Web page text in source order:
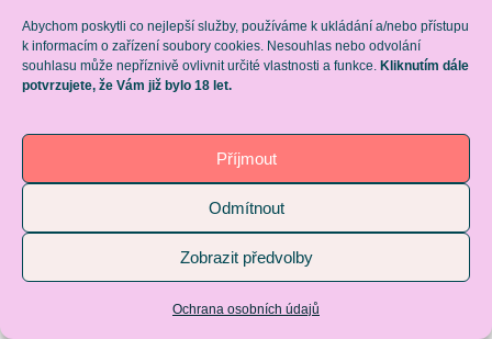
Abychom poskytli co nejlepší služby, používáme k ukládání a/nebo přístupu
k informacím o zařízení soubory cookies. Nesouhlas nebo odvolání
souhlasu může nepříznivě ovlivnit určité vlastnosti a funkce. Kliknutím dále
potvrzujete, že Vám již bylo 18 let.
Příjmout
Odmítnout
Zobrazit předvolby
Ochrana osobních údajů
FACEBOOKTWITTER
STUMBLEUPON
Napsat komentář
Pro přidávání komentářů se musíte nejdříve